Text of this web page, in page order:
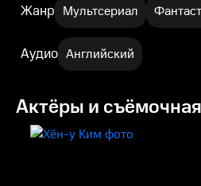
Жанр Мультсериал
Аудио Английский
Актёры и